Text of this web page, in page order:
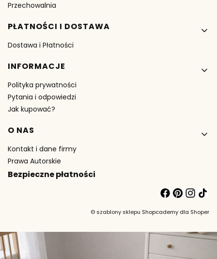
Przechowalnia
PŁATNOŚCI I DOSTAWA
Dostawa i Płatności
INFORMACJE
Polityka prywatności
Pytania i odpowiedzi
Jak kupować?
O NAS
Kontakt i dane firmy
Prawa Autorskie
Bezpieczne płatności
©szablony sklepu Shopcademy dla Shoper